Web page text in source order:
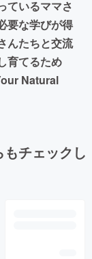
ているママさ
要な学びが得
んたちと交流
育てるため
Natural
チェックし